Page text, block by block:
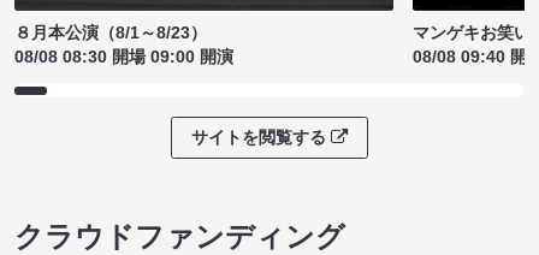
８月本公演（8/1～8/23）
08/08 08:30 開場 09:00 開演
マンゲキお笑い
08/08 09:40 開
サイトを閲覧する
クラウドファンディング